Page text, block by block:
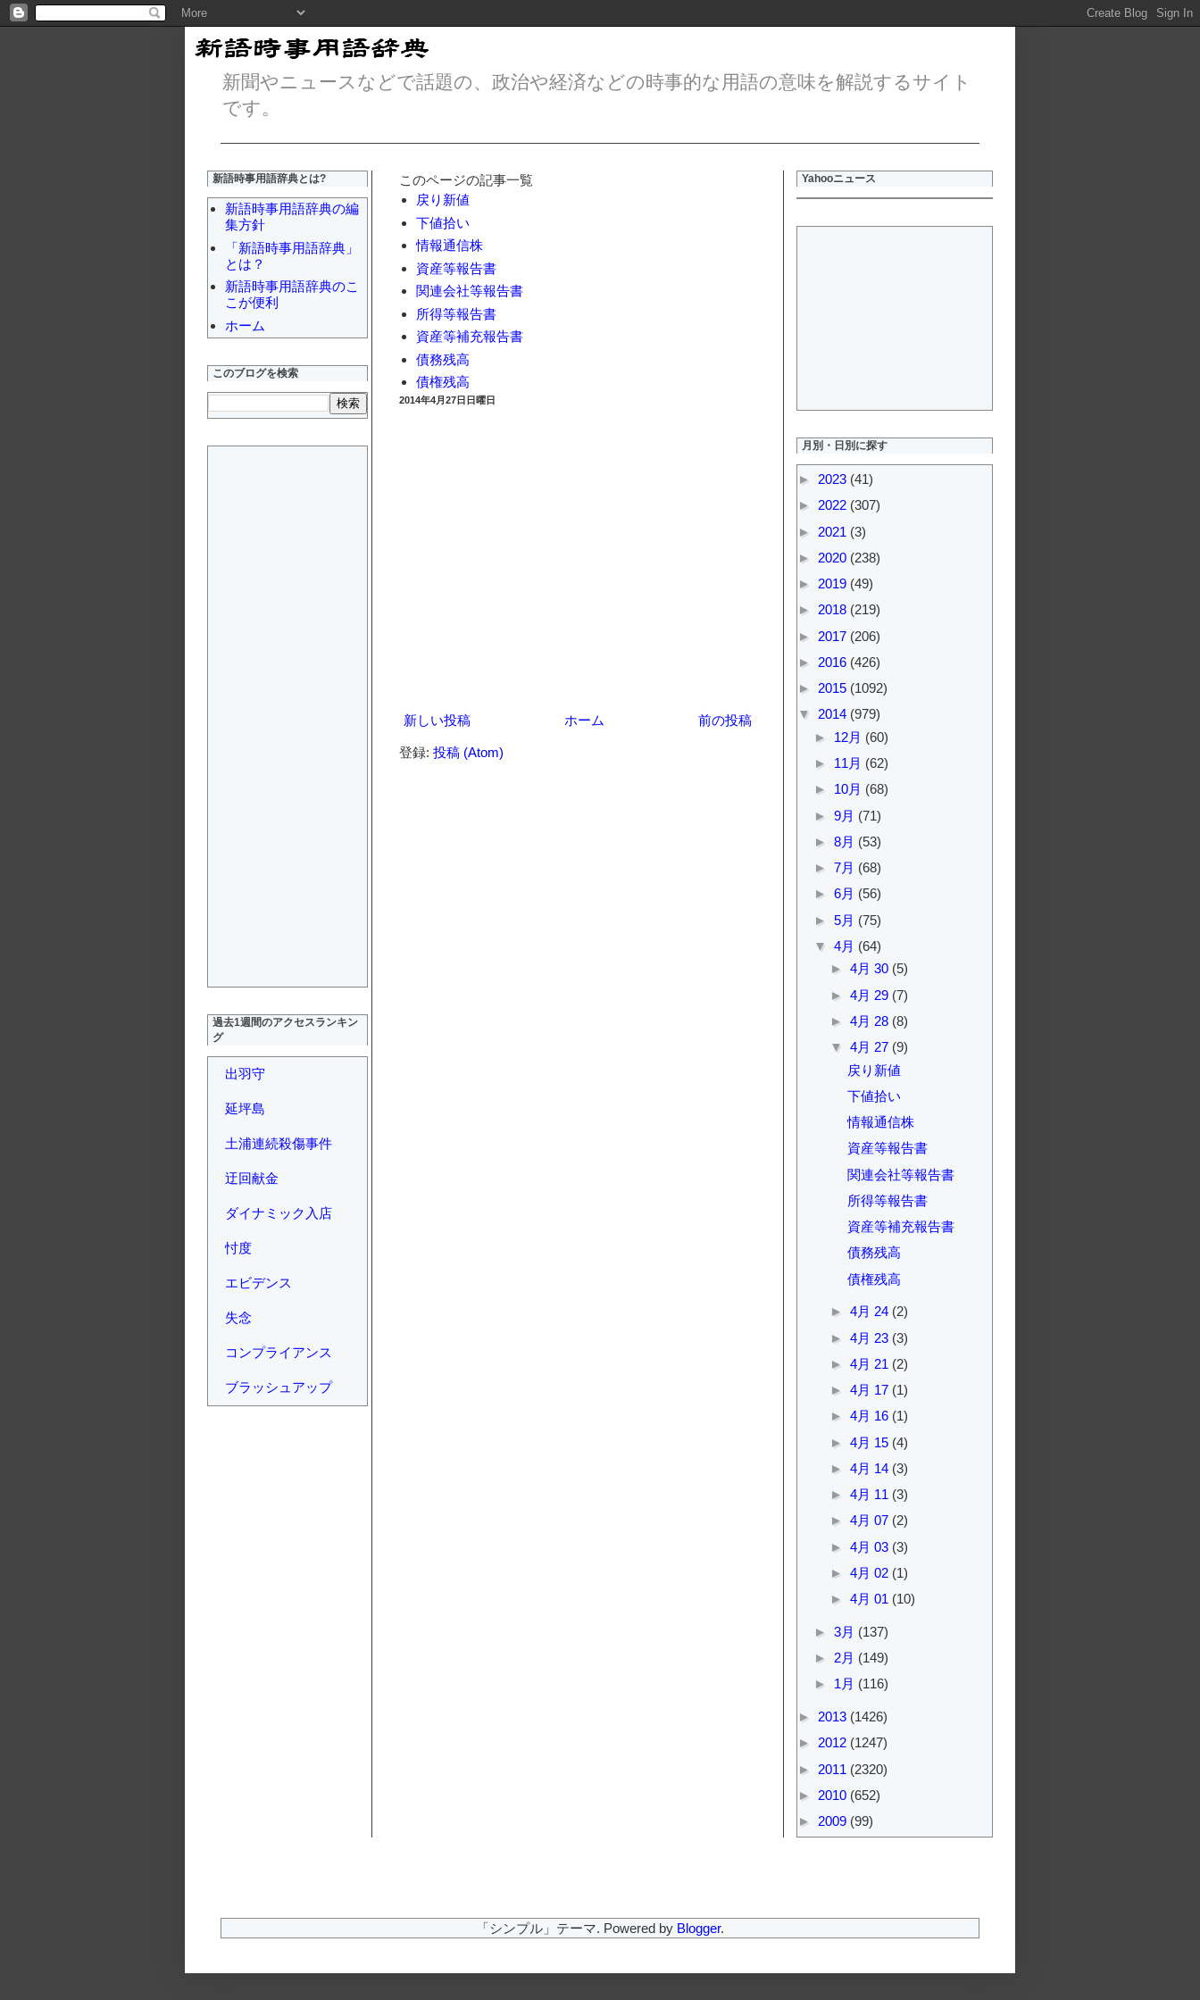
新聞やニュースなどで話題の、政治や経済などの時事的な用語の意味を解説するサイト
です。
このページの記事一覧
戻り新値
下値拾い
情報通信株
資産等報告書
関連会社等報告書
所得等報告書
資産等補充報告書
債務残高
債権残高
2014年4月27日日曜日
新しい投稿 前の投稿
ホーム
登録: 投稿 (Atom)
新語時事用語辞典とは?
新語時事用語辞典の編
集方針
「新語時事用語辞典」
とは？
新語時事用語辞典のこ
こが便利
ホーム
このブログを検索
過去1週間のアクセスランキン
グ
出羽守
延坪島
土浦連続殺傷事件
迂回献金
ダイナミック入店
忖度
エビデンス
失念
コンプライアンス
ブラッシュアップ
Yahooニュース
月別・日別に探す
► 2023 (41)
► 2022 (307)
► 2021 (3)
► 2020 (238)
► 2019 (49)
► 2018 (219)
► 2017 (206)
► 2016 (426)
► 2015 (1092)
▼ 2014 (979)
► 12月 (60)
► 11月 (62)
► 10月 (68)
► 9月 (71)
► 8月 (53)
► 7月 (68)
► 6月 (56)
► 5月 (75)
▼ 4月 (64)
► 4月 30 (5)
► 4月 29 (7)
► 4月 28 (8)
▼ 4月 27 (9)
戻り新値
下値拾い
情報通信株
資産等報告書
関連会社等報告書
所得等報告書
資産等補充報告書
債務残高
債権残高
► 4月 24 (2)
► 4月 23 (3)
► 4月 21 (2)
► 4月 17 (1)
► 4月 16 (1)
► 4月 15 (4)
► 4月 14 (3)
► 4月 11 (3)
► 4月 07 (2)
► 4月 03 (3)
► 4月 02 (1)
► 4月 01 (10)
► 3月 (137)
► 2月 (149)
► 1月 (116)
► 2013 (1426)
► 2012 (1247)
► 2011 (2320)
► 2010 (652)
► 2009 (99)
「シンプル」テーマ. Powered by Blogger.